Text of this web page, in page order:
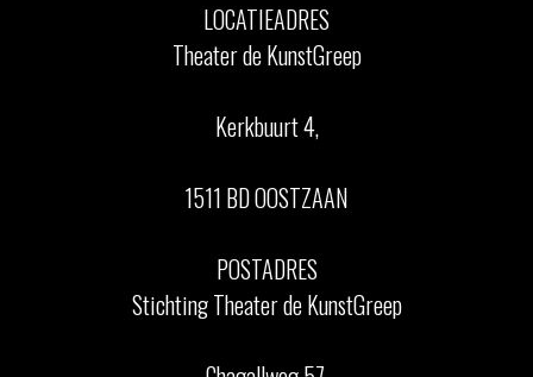
LOCATIEADRES
Theater de KunstGreep
Kerkbuurt 4,
1511 BD OOSTZAAN
POSTADRES
Stichting Theater de KunstGreep